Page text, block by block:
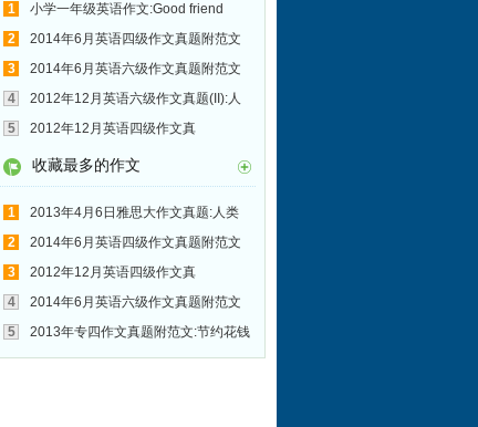
1
小学一年级英语作文:Good friend
2
2014年6月英语四级作文真题附范文
(第2套):A Beautiful City in China
3
2014年6月英语六级作文真题附范文
(第3套):立刻得出结论
4
2012年12月英语六级作文真题(II):人
与电脑
5
2012年12月英语四级作文真
题:Education pays
收藏最多的作文
1
2013年4月6日雅思大作文真题:人类
在哪些领域取得了进步
2
2014年6月英语四级作文真题附范文
(第2套):A Beautiful City in China
3
2012年12月英语四级作文真
题:Education pays
4
2014年6月英语六级作文真题附范文
(第3套):立刻得出结论
5 2013年专四作文真题附范文:节约花钱